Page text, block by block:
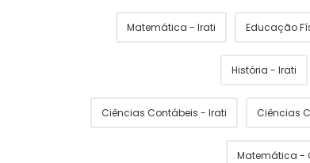
Matemática - Irati Educação
História - Irati
Ciências Contábeis - Irati Ciências
Matemática -